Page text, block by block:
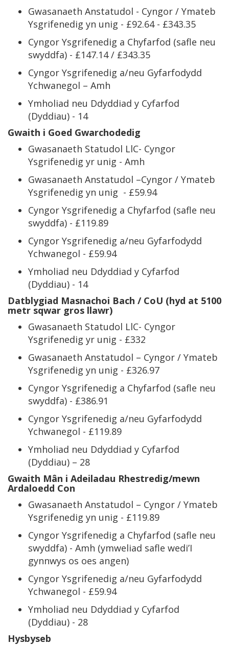
Gwasanaeth Anstatudol - Cyngor / Ymateb
Ysgrifenedig yn unig - £92.64 - £343.35
Cyngor Ysgrifenedig a Chyfarfod (safle neu
swyddfa) - £147.14 / £343.35
Cyngor Ysgrifenedig a/neu Gyfarfodydd
Ychwanegol – Amh
Ymholiad neu Ddyddiad y Cyfarfod
(Dyddiau) - 14
Gwaith i Goed Gwarchodedig
Gwasanaeth Statudol LlC- Cyngor
Ysgrifenedig yr unig - Amh
Gwasanaeth Anstatudol –Cyngor / Ymateb
Ysgrifenedig yn unig - £59.94
Cyngor Ysgrifenedig a Chyfarfod (safle neu
swyddfa) - £119.89
Cyngor Ysgrifenedig a/neu Gyfarfodydd
Ychwanegol - £59.94
Ymholiad neu Ddyddiad y Cyfarfod
(Dyddiau) - 14
Datblygiad Masnachoi Bach / CoU (hyd at 5100
metr sqwar gros llawr)
Gwasanaeth Statudol LlC- Cyngor
Ysgrifenedig yr unig - £332
Gwasanaeth Anstatudol – Cyngor / Ymateb
Ysgrifenedig yn unig - £326.97
Cyngor Ysgrifenedig a Chyfarfod (safle neu
swyddfa) - £386.91
Cyngor Ysgrifenedig a/neu Gyfarfodydd
Ychwanegol - £119.89
Ymholiad neu Ddyddiad y Cyfarfod
(Dyddiau) – 28
Gwaith Mân i Adeiladau Rhestredig/mewn
Ardaloedd Con
Gwasanaeth Anstatudol – Cyngor / Ymateb
Ysgrifenedig yn unig - £119.89
Cyngor Ysgrifenedig a Chyfarfod (safle neu
swyddfa) - Amh (ymweliad safle wedi’I
gynnwys os oes angen)
Cyngor Ysgrifenedig a/neu Gyfarfodydd
Ychwanegol - £59.94
Ymholiad neu Ddyddiad y Cyfarfod
(Dyddiau) - 28
Hysbyseb